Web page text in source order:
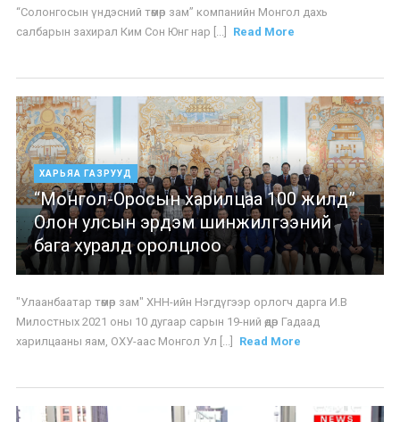
“Солонгосын үндэсний төмөр зам” компанийн Монгол дахь
салбарын захирал Ким Сон Юнг нар [...]
Read More
ХАРЬЯА ГАЗРУУД
“Монгол-Оросын харилцаа 100 жилд”
Олон улсын эрдэм шинжилгээний
бага хуралд оролцлоо
"Улаанбаатар төмөр зам" ХНН-ийн Нэгдүгээр орлогч дарга И.В
Милостных 2021 оны 10 дугаар сарын 19-ний өдөр Гадаад
харилцааны яам, ОХУ-аас Монгол Ул [...]
Read More